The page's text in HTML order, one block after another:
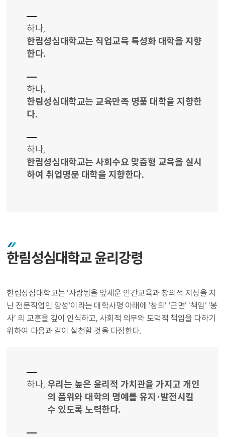
하나,
한림성심대학교는 직업교육 특성화 대학을 지향
한다.
하나,
한림성심대학교는 교육만족 명품 대학을 지향한
다.
하나,
한림성심대학교는 사회수요 맞춤형 교육을 실시
하여 취업명문 대학을 지향한다.
한림성심대학교 윤리강령
한림성심대학교는 '사람됨을 앞세운 인간교육과 창의적 지성을 지
닌 전문직업인 양성'이라는 대학사명 아래에 '창의' '근면' '책임' '봉
사' 의 교훈을 깊이 인식하고, 사회적 의무와 도덕적 책임을 다하기
위하여 다음과 같이 실천할 것을 다짐한다.
하나, 우리는 높은 윤리적 가치관을 가지고 개인
의 품위와 대학의 명예를 유지·발전시킬
수 있도록 노력한다.